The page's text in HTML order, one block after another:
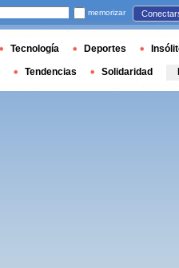
memorizar
Tecnología Deportes
Tendencias Solidaridad